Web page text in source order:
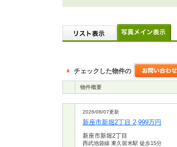
チェックした物件の
物件概要
2026/08/07更新
新座市新堀2丁目 2,999万円
新座市新堀2丁目
西武池袋線 東久留米駅 徒歩15分